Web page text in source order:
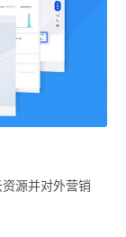
源并对外营销